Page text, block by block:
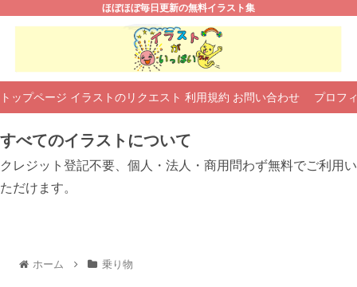
ほぼほぼ毎日更新の無料イラスト集
トップページ イラストのリクエスト 利用規約 お問い合わせ プロフ
すべてのイラストについて
クレジット登記不要、個人・法人・商用問わず無料でご利用い
ただけます。
ホーム 乗り物